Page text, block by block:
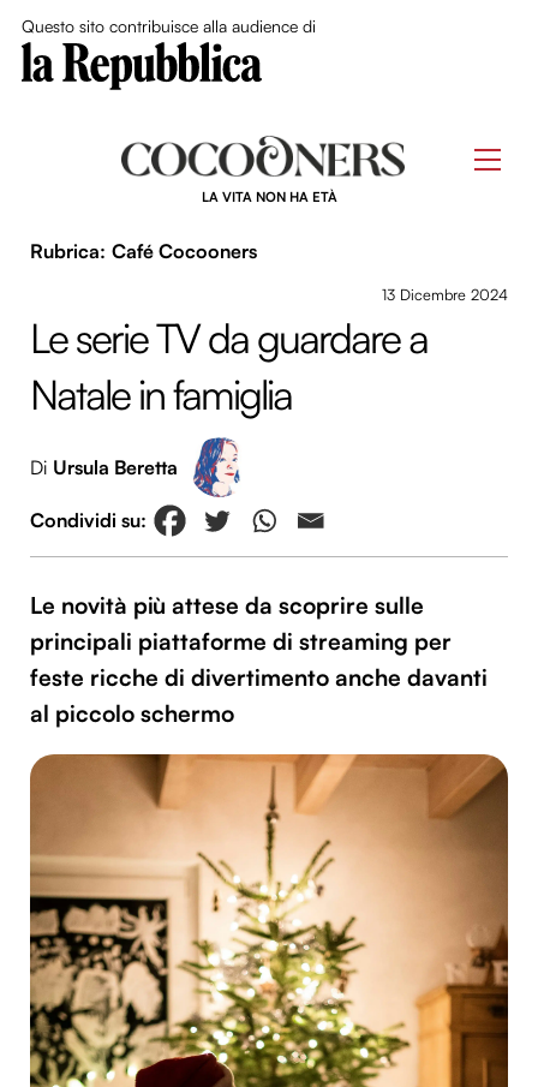
Questo sito contribuisce alla audience di
LA VITA NON HA ETÀ
Café Cocooners
13 Dicembre 2024
Le serie TV da guardare a
Natale in famiglia
Di Ursula Beretta
Le novità più attese da scoprire sulle
principali piattaforme di streaming per
feste ricche di divertimento anche davanti
al piccolo schermo